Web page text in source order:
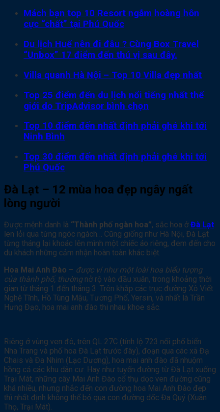
Mách bạn top 10 Resort ngắm hoàng hôn
cực “chất” tại Phú Quốc
Du lịch Huế nên đi đâu ? Cùng Box Travel
“Unbox” 17 điểm đến thú vị sau đây.
Villa quanh Hà Nội – Top 10 Villa đẹp nhất
Top 25 điểm đến du lịch nổi tiếng nhất thế
giới do TripAdvisor bình chọn
Top 10 điểm đến nhất định phải ghé khi tới
Ninh Bình
Top 30 điểm đến nhất định phải ghé khi tới
Phú Quốc
Đà Lạt – 12 mùa hoa đẹp ngây ngất
lòng người
Được mệnh danh là “Thành phố ngàn hoa”, sắc hoa ở Đà Lạt
len lỏi qua từng ngóc ngách… Cũng giống như Hà Nội, Đà Lạt
từng tháng lại khoác lên mình một chiếc áo riêng, đem đến cho
du khách những cảm nhận hoàn toàn khác biệt.
Hoa Mai Anh Đào – được ví như một loài hoa biểu tượng
của thành phố, thườngnở rộ vào đầu xuân, trong khoảng thời
gian từ tháng 1 đến tháng 3. Trên khắp các trục đường Xô Viết
Nghệ Tĩnh, Hồ Tùng Mậu, Tương Phố, Yersin, và nhất là Trần
Hưng Đạo, hoa mai anh đào thi nhau khoe sắc.
Riêng ở vùng ven đô, trên QL 27C (tỉnh lộ 723 nối phố biển
Nha Trang và phố hoa Đà Lạt trước đây), đoạn qua các xã Đạ
Chais và Đa Nhim (Lạc Dương), hoa mai anh đào đã nhuộm
hồng cả các khu dân cư. Hay như tuyến đường từ Đà Lạt xuống
Trại Mát, những cây Mai Anh Đào cổ thụ dọc ven đường cũng
khá nhiều, nhưng nhắc đến con đường hoa Mai Anh Đào đẹp
thì nhất định không thể bỏ qua con đường dốc Đa Quý (Xuân
Thọ, Trại Mát).